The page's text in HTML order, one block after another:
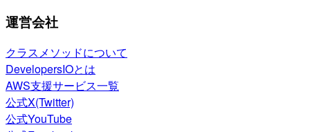
運営会社
クラスメソッドについて
DevelopersIOとは
AWS支援サービス一覧
公式X(Twitter)
公式YouTube